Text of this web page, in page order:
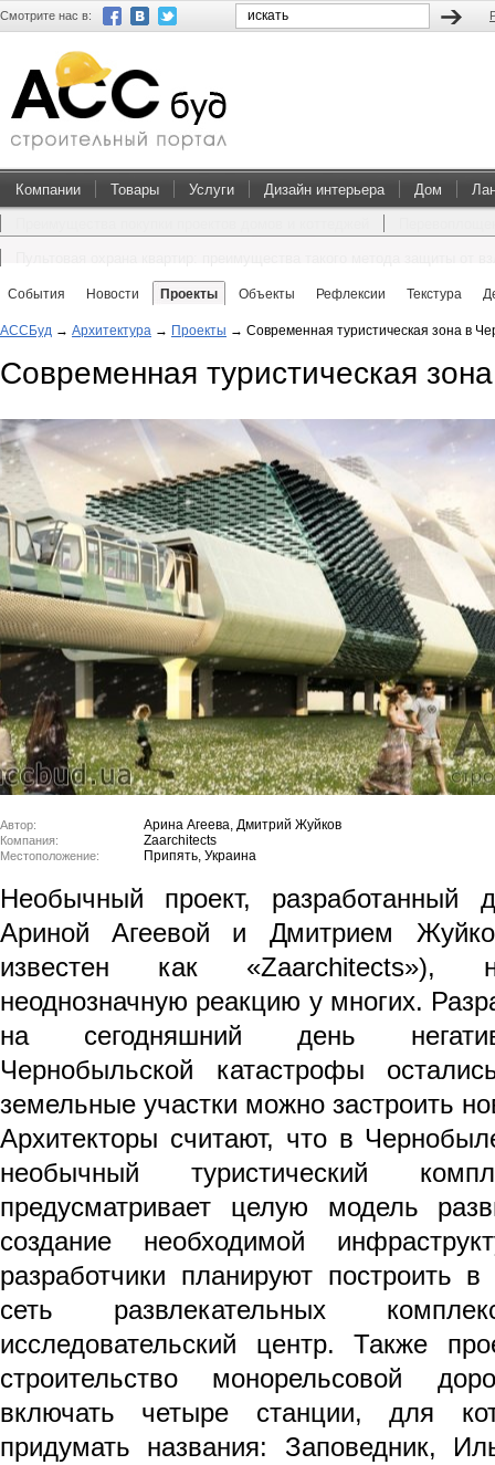
Смотрите нас в:
Компании Товары Услуги Дизайн интерьера Дом
События Новости Проекты Объекты Рефлексии Текстура
АССБуд → Архитектура → Проекты → Современная туристическая зона в
Современная туристическая
Автор: Арина Агеева, Дмитрий Жуйков
Компания: Zaarchitects
Местоположение: Припять, Украина
Необычный проект, разработанный
Ариной Агеевой и Дмитрием
известен как «Zaarchitects»),
неоднозначную реакцию у многих.
на сегодняшний день
Чернобыльской катастрофы
земельные участки можно застроить
Архитекторы считают, что в
необычный туристический
предусматривает целую модель
создание необходимой
разработчики планируют построить
сеть развлекательных
исследовательский центр. Также
строительство монорельсовой
включать четыре станции, для
придумать названия: Заповедник,